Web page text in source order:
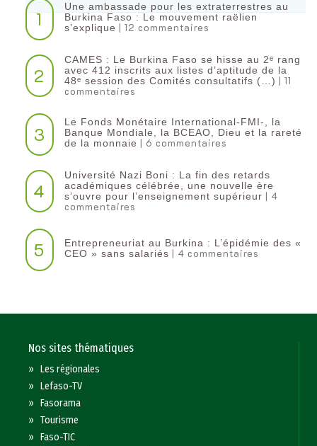
1
Une ambassade pour les extraterrestres au
Burkina Faso : Le mouvement raëlien
s’explique | 12 commentaires
2
CAMES : Le Burkina Faso se hisse au 2ᵉ rang
avec 412 inscrits aux listes d’aptitude de la
48ᵉ session des Comités consultatifs (…) | 11
commentaires
3
Le Fonds Monétaire International-FMI-, la
Banque Mondiale, la BCEAO, Dieu et la rareté
de la monnaie | 6 commentaires
4
Université Nazi Boni : La fin des retards
académiques célébrée, une nouvelle ère
s’ouvre pour l’enseignement supérieur | 4
commentaires
5
Entrepreneuriat au Burkina : L’épidémie des «
CEO » sans salariés | 4 commentaires
Nos sites thématiques
»Les régionales
»Lefaso-TV
»Fasorama
»Tourisme
»Faso-TIC